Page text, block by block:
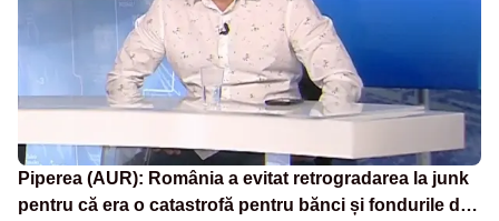
Piperea (AUR): România a evitat retrogradarea la junk
pentru că era o catastrofă pentru bănci și fondurile de